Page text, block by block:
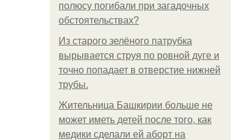
полюсу погибали при загадочных
обстоятельствах?
Из старого зелёного патрубка
вырывается струя по ровной дуге и
точно попадает в отверстие нижней
трубы.
Жительница Башкирии больше не
может иметь детей после того, как
медики сделали ей аборт на